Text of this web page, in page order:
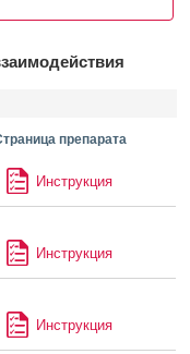
препарата
Инструкция
Инструкция
Инструкция